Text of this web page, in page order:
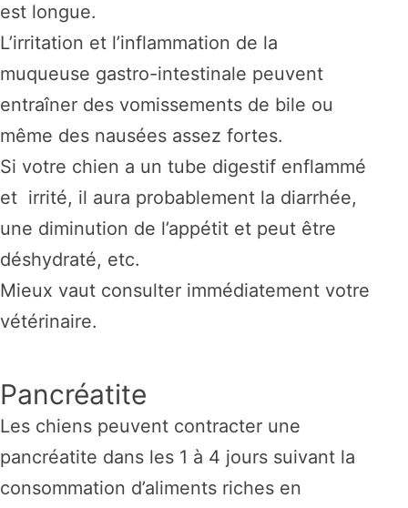
est longue.
L’irritation et l’inflammation de la
muqueuse gastro-intestinale peuvent
entraîner des vomissements de bile ou
même des nausées assez fortes.
Si votre chien a un tube digestif enflammé
et irrité, il aura probablement la diarrhée,
une diminution de l’appétit et peut être
déshydraté, etc.
Mieux vaut consulter immédiatement votre
vétérinaire.
Pancréatite
Les chiens peuvent contracter une
pancréatite dans les 1 à 4 jours suivant la
consommation d’aliments riches en